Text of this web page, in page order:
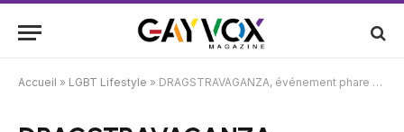
Accueil » LGBT Lifestyle » DRAGSTRAVAGANZA, événement phare de Drag Race UK en mai, à Clapham Grand